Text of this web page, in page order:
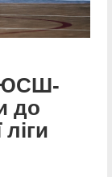
до